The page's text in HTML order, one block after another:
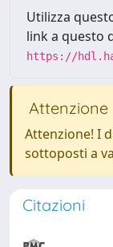
Utilizza
link a questo
https://
Attenzione
Attenzione! I
sottoposti a
Citazioni